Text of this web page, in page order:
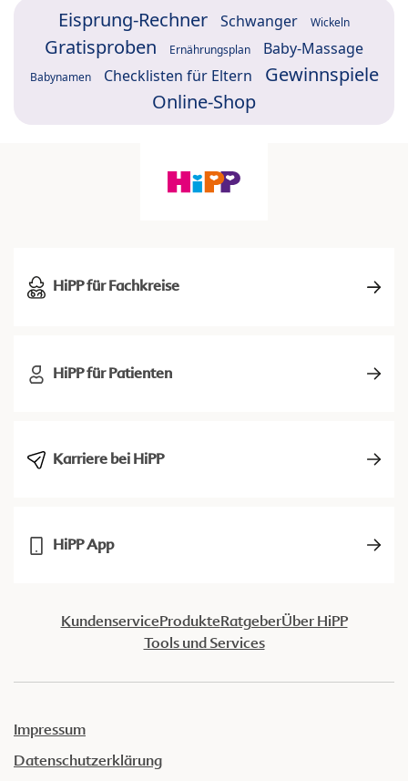
Eisprung-Rechner Schwanger Wickeln
Gratisproben Ernährungsplan Baby-Massage
Babynamen Checklisten für Eltern
Gewinnspiele
Online-Shop
HiPP für Fachkreise
HiPP für Patienten
Karriere bei HiPP
HiPP App
KundenserviceProdukteRatgeberÜber HiPP
Tools und Services
Impressum
Datenschutzerklärung